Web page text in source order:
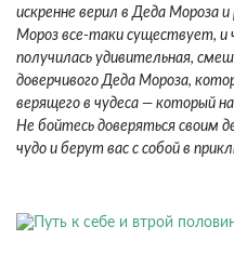
искренне верил в Деда Мороза
Мороз все-таки существует, и
получилась удивительная,
доверчивого Деда Мороза,
верящего в чудеса — который
Не бойтесь доверяться своим
чудо и берут вас с собой в